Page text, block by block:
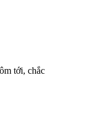
tới, chắc